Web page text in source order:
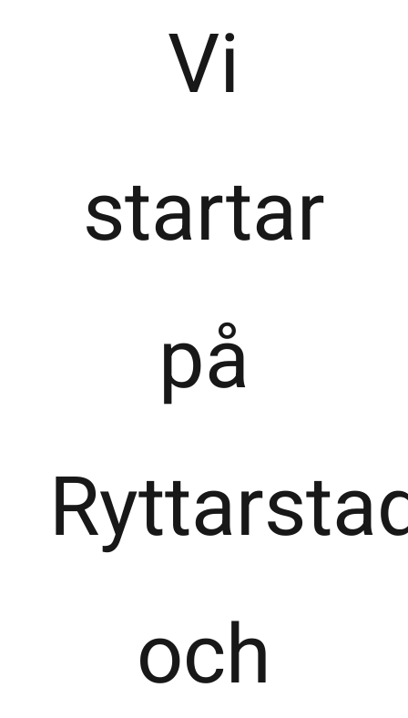
Arkiv
Vi
startar
på
och